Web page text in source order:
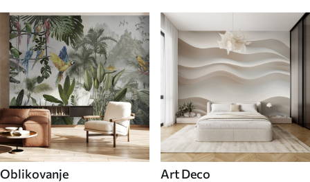
Oblikovanje Art Deco